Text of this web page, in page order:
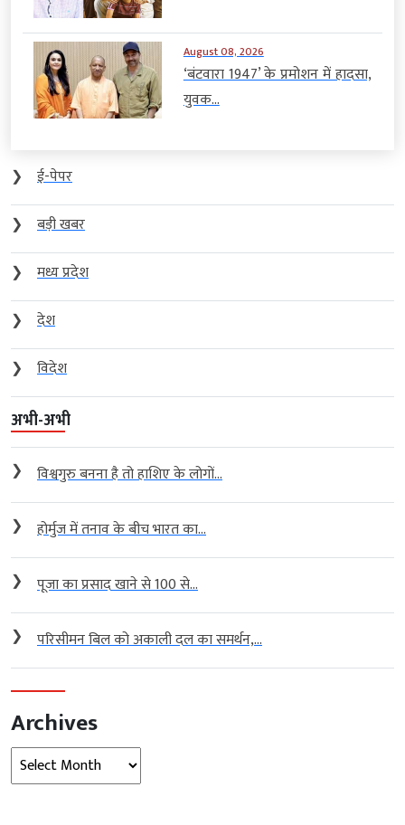
August 08, 2026
‘बंटवारा 1947’ के प्रमोशन में हादसा,
युवक...
❯
ई-पेपर
❯
बड़ी खबर
❯
मध्य प्रदेश
❯
देश
❯
विदेश
अभी-अभी
❯ विश्वगुरु बनना है तो हाशिए के लोगों...
❯ होर्मुज में तनाव के बीच भारत का...
❯ पूजा का प्रसाद खाने से 100 से...
❯ परिसीमन बिल को अकाली दल का समर्थन,...
Archives
Archives